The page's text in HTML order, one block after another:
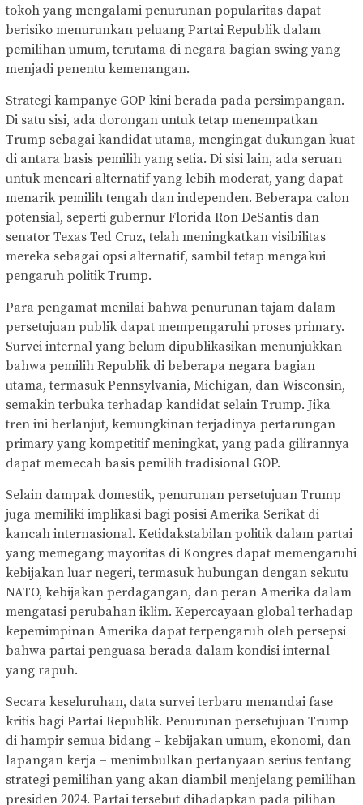
tokoh yang mengalami penurunan popularitas dapat
berisiko menurunkan peluang Partai Republik dalam
pemilihan umum, terutama di negara bagian swing yang
menjadi penentu kemenangan.
Strategi kampanye GOP kini berada pada persimpangan.
Di satu sisi, ada dorongan untuk tetap menempatkan
Trump sebagai kandidat utama, mengingat dukungan kuat
di antara basis pemilih yang setia. Di sisi lain, ada seruan
untuk mencari alternatif yang lebih moderat, yang dapat
menarik pemilih tengah dan independen. Beberapa calon
potensial, seperti gubernur Florida Ron DeSantis dan
senator Texas Ted Cruz, telah meningkatkan visibilitas
mereka sebagai opsi alternatif, sambil tetap mengakui
pengaruh politik Trump.
Para pengamat menilai bahwa penurunan tajam dalam
persetujuan publik dapat mempengaruhi proses primary.
Survei internal yang belum dipublikasikan menunjukkan
bahwa pemilih Republik di beberapa negara bagian
utama, termasuk Pennsylvania, Michigan, dan Wisconsin,
semakin terbuka terhadap kandidat selain Trump. Jika
tren ini berlanjut, kemungkinan terjadinya pertarungan
primary yang kompetitif meningkat, yang pada gilirannya
dapat memecah basis pemilih tradisional GOP.
Selain dampak domestik, penurunan persetujuan Trump
juga memiliki implikasi bagi posisi Amerika Serikat di
kancah internasional. Ketidakstabilan politik dalam partai
yang memegang mayoritas di Kongres dapat memengaruhi
kebijakan luar negeri, termasuk hubungan dengan sekutu
NATO, kebijakan perdagangan, dan peran Amerika dalam
mengatasi perubahan iklim. Kepercayaan global terhadap
kepemimpinan Amerika dapat terpengaruh oleh persepsi
bahwa partai penguasa berada dalam kondisi internal
yang rapuh.
Secara keseluruhan, data survei terbaru menandai fase
kritis bagi Partai Republik. Penurunan persetujuan Trump
di hampir semua bidang – kebijakan umum, ekonomi, dan
lapangan kerja – menimbulkan pertanyaan serius tentang
strategi pemilihan yang akan diambil menjelang pemilihan
presiden 2024. Partai tersebut dihadapkan pada pilihan